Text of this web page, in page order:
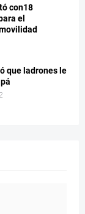
con18
el
que ladrones le